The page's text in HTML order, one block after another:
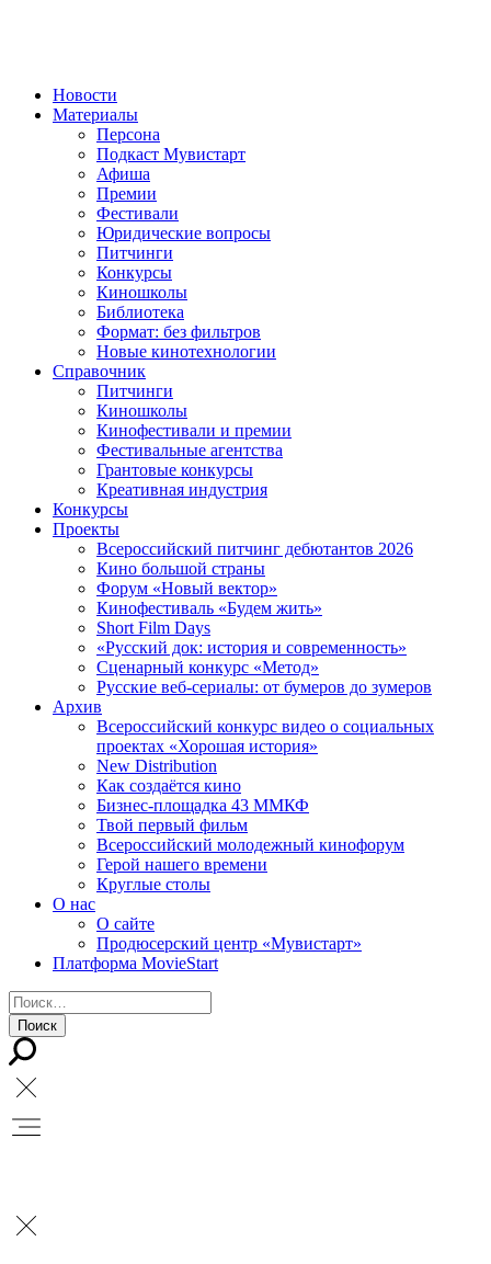
Новости
Материалы
Персона
Подкаст Мувистарт
Афиша
Премии
Фестивали
Юридические вопросы
Питчинги
Конкурсы
Киношколы
Библиотека
Формат: без фильтров
Новые кинотехнологии
Справочник
Питчинги
Киношколы
Кинофестивали и премии
Фестивальные агентства
Грантовые конкурсы
Креативная индустрия
Конкурсы
Проекты
Всероссийский питчинг дебютантов 2026
Кино большой страны
Форум «Новый вектор»
Кинофестиваль «Будем жить»
Short Film Days
«Русский док: история и современность»
Сценарный конкурс «Метод»
Русские веб-сериалы: от бумеров до зумеров
Архив
Всероссийский конкурс видео о социальных
проектах «Хорошая история»
New Distribution
Как создаётся кино
Бизнес-площадка 43 ММКФ
Твой первый фильм
Всероссийский молодежный кинофорум
Герой нашего времени
Круглые столы
О нас
О сайте
Продюсерский центр «Мувистарт»
Платформа MovieStart